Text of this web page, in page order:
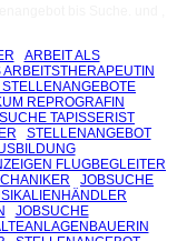
ARBEIT ALS
ARBEITSTHERAPEUTIN
REPROGRAFIN
TAPISSERIST
STELLENANGEBOT
FLUGBEGLEITER
JOBSUCHE
JOBSUCHE